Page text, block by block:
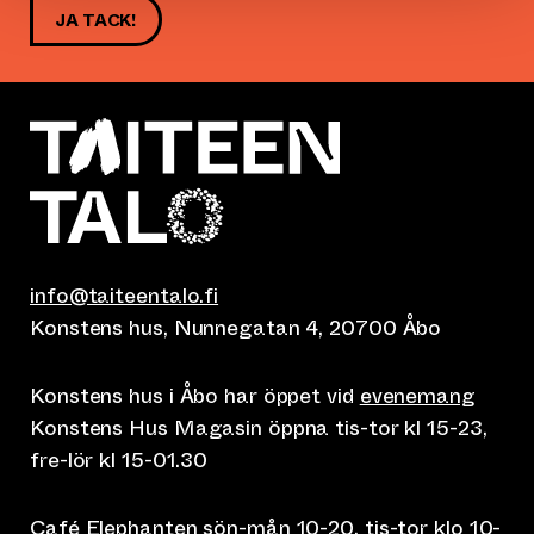
JA TACK!
info@taiteentalo.fi
Konstens hus, Nunnegatan 4, 20700 Åbo
Konstens hus i Åbo har öppet vid evenemang
Konstens Hus Magasin öppna tis-tor kl 15-23,
fre-lör kl 15-01.30